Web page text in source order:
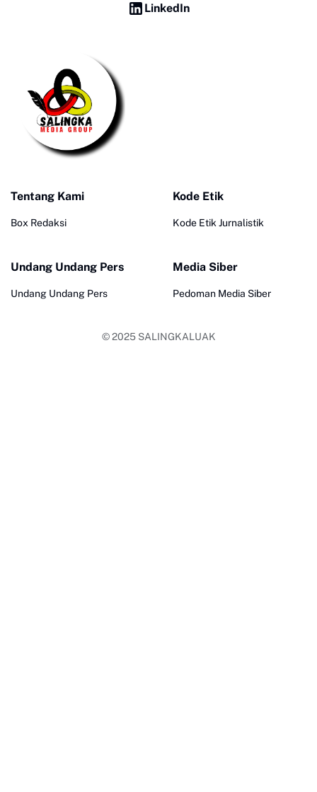
LinkedIn
Tentang Kami
Box Redaksi
Kode Etik
Kode Etik Jurnalistik
Undang Undang Pers
Undang Undang Pers
Media Siber
Pedoman Media Siber
© 2025 SALINGKALUAK